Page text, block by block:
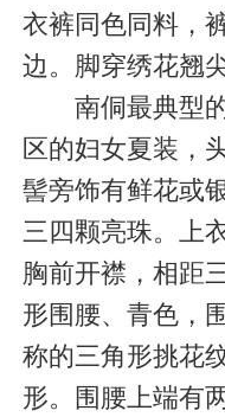
衣裤同色同料，
边。脚穿绣花翘尖
南侗最典型
区的妇女夏装，
髻旁饰有鲜花或
三四颗亮珠。上
胸前开襟，相距
形围腰、青色，
称的三角形挑花
形。围腰上端有